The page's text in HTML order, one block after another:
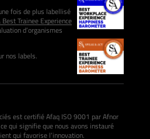
fois de plus labellisé
Trainee Experience
d’organismes
nos labels.
est certifié Afaq ISO 9001 par Afnor
qui signifie que nous avons instauré
qui favorise l’innovation.